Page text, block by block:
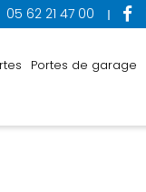
05 62 21 47 00
Portes de garage